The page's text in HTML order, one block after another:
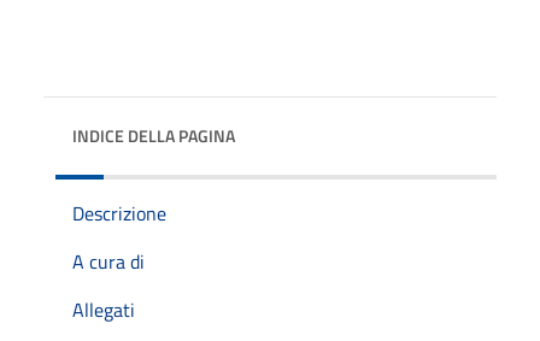
INDICE DELLA PAGINA
Descrizione
A cura di
Allegati